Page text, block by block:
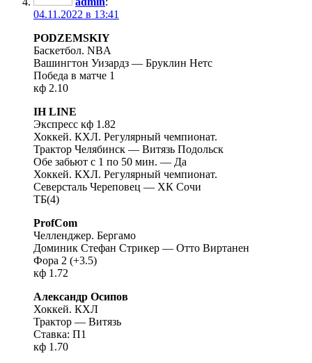
04.11.2022 в 13:41
PODZEMSKIY
Баскетбол. NBA
Вашингтон Уизардз — Бруклин Нетс
Победа в матче 1
кф 2.10
IH LINE
Экспресс кф 1.82
Хоккей. КХЛ. Регулярный чемпионат.
Трактор Челябинск — Витязь Подольск
Обе забьют с 1 по 50 мин. — Да
Хоккей. КХЛ. Регулярный чемпионат.
Северсталь Череповец — ХК Сочи
ТБ(4)
ProfCom
Челленджер. Бергамо
Доминик Стефан Стрикер — Отто Виртанен
Фора 2 (+3.5)
кф 1.72
Александр Осипов
Хоккей. КХЛ
Трактор — Витязь
Ставка: П1
кф 1.70